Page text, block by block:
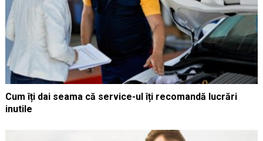
Cum îți dai seama că service-ul îți recomandă lucrări
inutile